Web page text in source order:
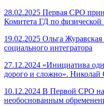
28.02.2025 Первая СРО
Комитета ГД по физической
19.02.2025 Ольга Журавская
социального интегратора
27.12.2024 «Инициатива
дорого и сложно». Николай
10.12.2024 В Первой СРО
необоснованным